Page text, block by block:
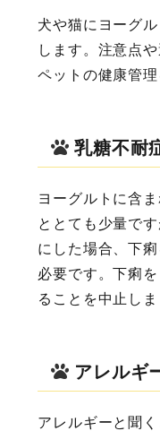
犬や猫にヨーグ
します。注意点
ペットの健康管理
乳糖不耐
ヨーグルトに含
ととても少量で
にした場合、下
必要です。下痢
ることを中止しま
アレルギ
アレルギーと聞